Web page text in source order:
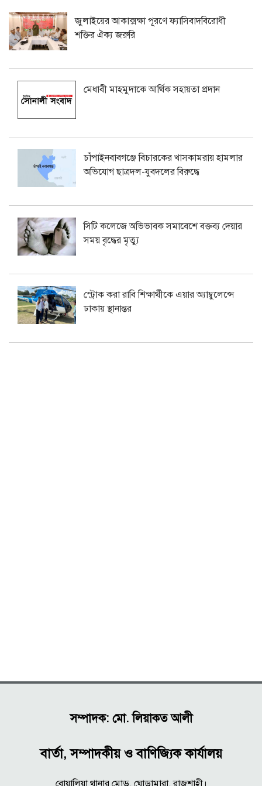
জুলাইয়ের আকাক্সক্ষা পূরণে ফ্যাসিবাদবিরোধী
শক্তির ঐক্য জরুরি
মেধাবী মাহমুদাকে আর্থিক সহায়তা প্রদান
চাঁপাইনবাবগঞ্জে বিচারকের খাসকামরায় হামলার
অভিযোগ ছাত্রদল-যুবদলের বিরুদ্ধে
সিটি কলেজে অভিভাবক সমাবেশে বক্তব্য দেয়ার
সময় বৃদ্ধের মৃত্যু
স্ট্রোক করা রাবি শিক্ষার্থীকে এয়ার অ্যাম্বুলেন্সে
ঢাকায় স্থানান্তর
সম্পাদক: মো. লিয়াকত আলী
বার্তা, সম্পাদকীয় ও বাণিজ্যিক কার্যালয়
বোয়ালিয়া থানার মোড়, ঘোড়ামারা, রাজশাহী।